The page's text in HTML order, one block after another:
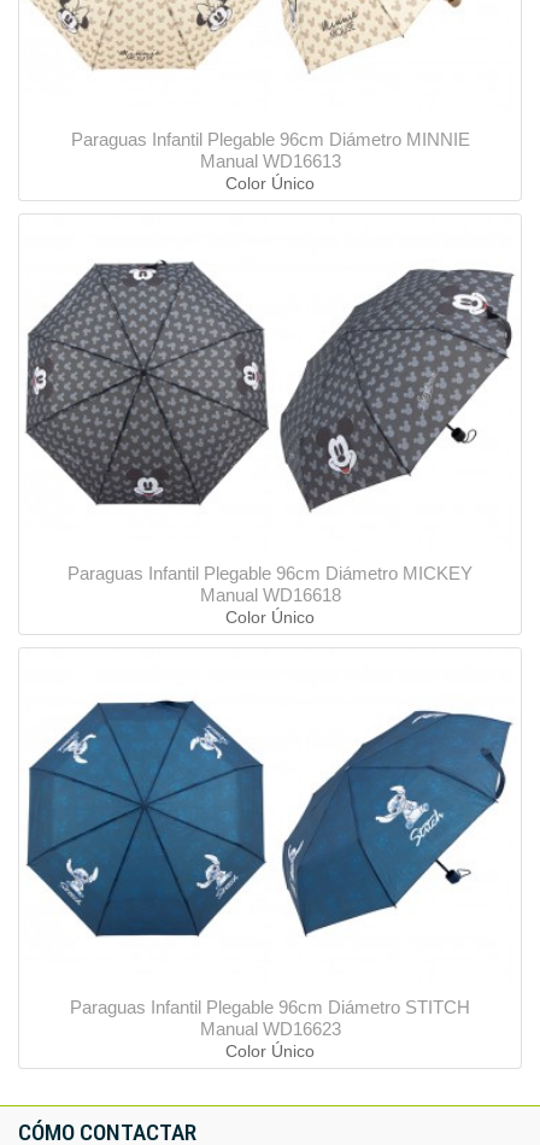
Paraguas Infantil Plegable 96cm Diámetro MINNIE
Manual WD16613
Color Único
Paraguas Infantil Plegable 96cm Diámetro MICKEY
Manual WD16618
Color Único
Paraguas Infantil Plegable 96cm Diámetro STITCH
Manual WD16623
Color Único
CÓMO CONTACTAR